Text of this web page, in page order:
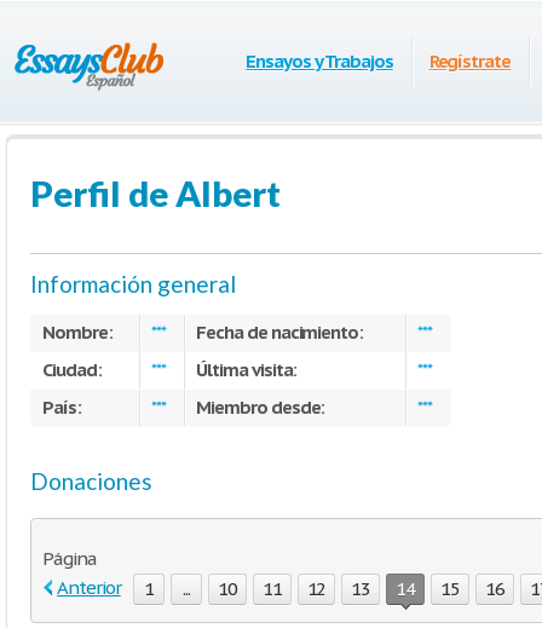
Ensayos y Trabajos Regístrate
Perfil de Albert
Información general
Nombre: *** Fecha de nacimiento: ***
Ciudad: *** Última visita: ***
País: *** Miembro desde: ***
Donaciones
Página
Anterior
1 ... 10 11 12 13 14 15 16